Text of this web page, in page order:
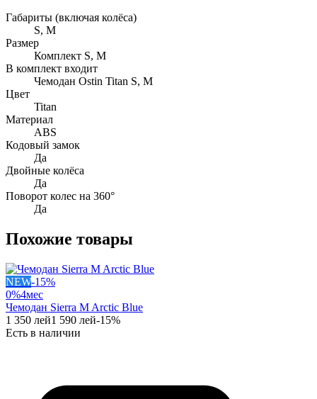
Габариты (включая колёса)
S, M
Размер
Комплект S, M
В комплект входит
Чемодан Ostin Titan S, M
Цвет
Titan
Материал
ABS
Кодовый замок
Да
Двойные колёса
Да
Поворот колес на 360°
Да
Похожие товары
NEW-15%
0%4мес
Чемодан Sierra M Arctic Blue
1 350 лей1 590 лей-15%
Есть в наличии